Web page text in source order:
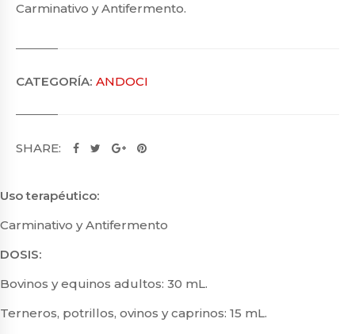
Carminativo y Antifermento.
CATEGORÍA: ANDOCI
SHARE:
Uso terapéutico:
Carminativo y Antifermento
DOSIS:
Bovinos y equinos adultos: 30 mL.
Terneros, potrillos, ovinos y caprinos: 15 mL.